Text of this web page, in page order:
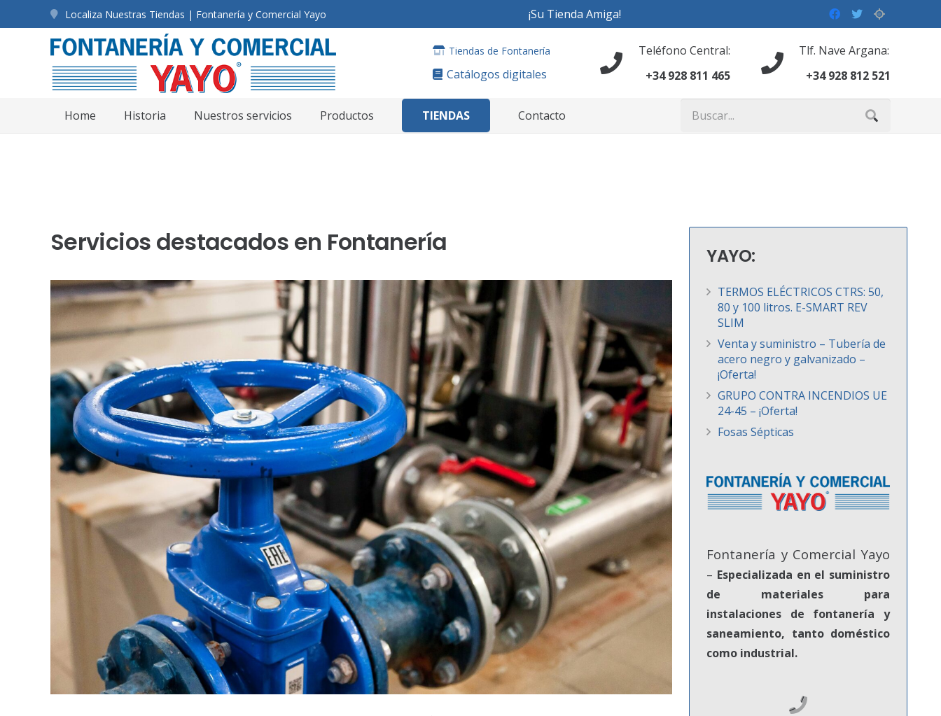
Localiza Nuestras Tiendas | Fontanería y Comercial Yayo ¡Su Tienda Amiga!
Tiendas de Fontanería
Catálogos digitales
Teléfono Central:
+34 928 811 465
Tlf. Nave Argana:
+34 928 812 521
Home Historia Nuestros servicios Productos TIENDAS Contacto
Servicios destacados en Fontanería YAYO:
TERMOS ELÉCTRICOS CTRS: 50,
80 y 100 litros. E-SMART REV
SLIM
Venta y suministro – Tubería de
acero negro y galvanizado –
¡Oferta!
GRUPO CONTRA INCENDIOS UE
24-45 – ¡Oferta!
Fosas Sépticas
Fontanería y Comercial Yayo
– Especializada en el suministro
de materiales para
instalaciones de fontanería y
saneamiento, tanto doméstico
como industrial.